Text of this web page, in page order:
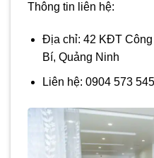
Thông tin liên hệ:
Địa chỉ: 42 KĐT
Bí, Quảng Ninh
Liên hệ: 0904 573 545